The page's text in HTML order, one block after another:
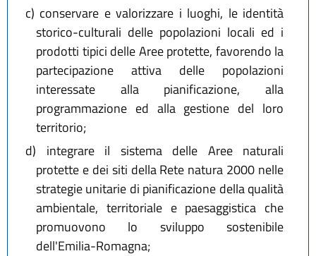
c) conservare e valorizzare i luoghi, le identità
storico-culturali delle popolazioni locali ed i
prodotti tipici delle Aree protette, favorendo la
partecipazione attiva delle popolazioni
interessate alla pianificazione, alla
programmazione ed alla gestione del loro
territorio;
d) integrare il sistema delle Aree naturali
protette e dei siti della Rete natura 2000 nelle
strategie unitarie di pianificazione della qualità
ambientale, territoriale e paesaggistica che
promuovono lo sviluppo sostenibile
dell'Emilia-Romagna;